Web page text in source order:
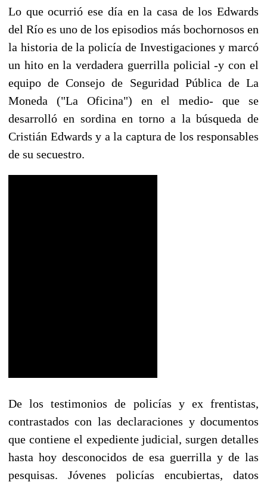
Lo que ocurrió ese día en la casa de los Edwards
del Río es uno de los episodios más bochornosos en
la historia de la policía de Investigaciones y marcó
un hito en la verdadera guerrilla policial -y con el
equipo de Consejo de Seguridad Pública de La
Moneda ("La Oficina") en el medio- que se
desarrolló en sordina en torno a la búsqueda de
Cristián Edwards y a la captura de los responsables
de su secuestro.
De los testimonios de policías y ex frentistas,
contrastados con las declaraciones y documentos
que contiene el expediente judicial, surgen detalles
hasta hoy desconocidos de esa guerrilla y de las
pesquisas. Jóvenes policías encubiertas, datos